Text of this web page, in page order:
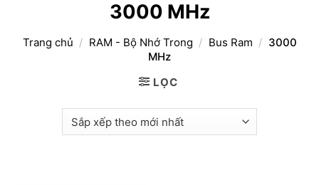
3000 MHz
Trang chủ / RAM - Bộ Nhớ Trong / Bus Ram / 3000
MHz
LỌC